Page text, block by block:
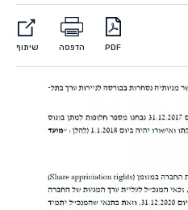
PDF הדפסה שיתוף